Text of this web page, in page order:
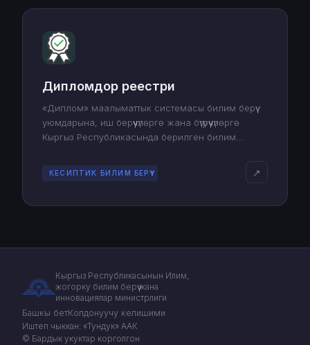
Дипломдор реестри
«Диплом» маалыматтык системасы билим берүү
уюмдарына, иш берүүчүлөргө жана бүтүрүүчүлөргө
Кыргыз Республикасында берилген билим
эсебин жүргүзүүгө жана сактоого мүмкүндүк берет.
КЕСИПТИК БИЛИМ БЕРҮҮ ↗
Кыргыз Республикасынын Илим,
жогорку билим берүү жана
инновациялар министрлиги
Башкы бетКолдонуучу келишими
Иштеп чыккан: «Тундук» ААК
© Бардык укуктар корголгон